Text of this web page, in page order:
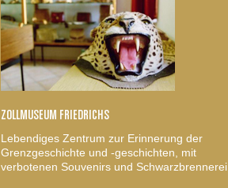
ZOLLMUSEUM FRIEDRICHS
Lebendiges Zentrum zur Erinnerung der
Grenzgeschichte und -geschichten, mit
verbotenen Souvenirs und Schwarzbrennerei.